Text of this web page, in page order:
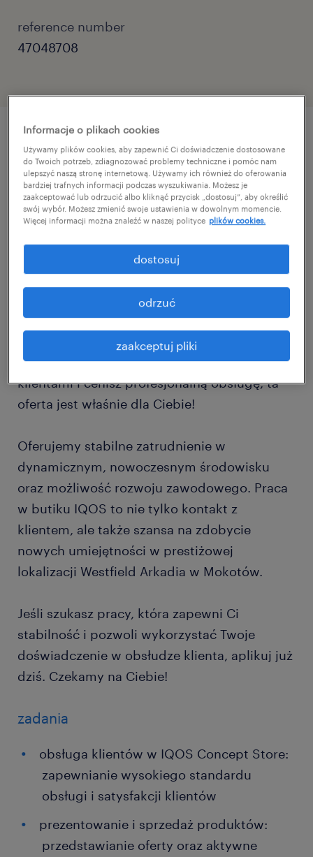
reference number
47048708
szczegóły oferty
Doradca Klienta – Butik IQOS, Westfield
Mokotów
Poszukujemy doświadczonych specjalistów
obsługi klienta, którzy dołączą do zespołu
butiku IQOS w Westfield Mokotów.
Jeśli masz doświadczenie w handlu lub
usługach, potrafisz budować trwałe relacje z
klientami i cenisz profesjonalną obsługę, ta
oferta jest właśnie dla Ciebie!
Oferujemy stabilne zatrudnienie w
dynamicznym, nowoczesnym środowisku
oraz możliwość rozwoju zawodowego. Praca
w butiku IQOS to nie tylko kontakt z
klientem, ale także szansa na zdobycie
nowych umiejętności w prestiżowej
lokalizacji Westfield Arkadia w Mokotów.
Jeśli szukasz pracy, która zapewni Ci
stabilność i pozwoli wykorzystać Twoje
doświadczenie w obsłudze klienta, aplikuj już
dziś. Czekamy na Ciebie!
zadania
obsługa klientów w IQOS Concept Store:
zapewnianie wysokiego standardu
obsługi i satysfakcji klientów
prezentowanie i sprzedaż produktów:
przedstawianie oferty oraz aktywne
Informacje o plikach cookies
Używamy plików cookies, aby zapewnić Ci doświadczenie dostosowane
do Twoich potrzeb, zdiagnozować problemy techniczne i pomóc nam
ulepszyć naszą stronę internetową. Używamy ich również do oferowania
bardziej trafnych informacji podczas wyszukiwania. Możesz je
zaakceptować lub odrzucić albo kliknąć przycisk „dostosuj”, aby określić
swój wybór. Możesz zmienić swoje ustawienia w dowolnym momencie.
Więcej informacji można znaleźć w naszej polityce plików cookies.
zaakceptuj pliki
odrzuć
dostosuj